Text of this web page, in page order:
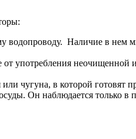
водопроводу. Наличие в нем
употребления неочищенной
чугуна, в которой готовят
Он наблюдается только в